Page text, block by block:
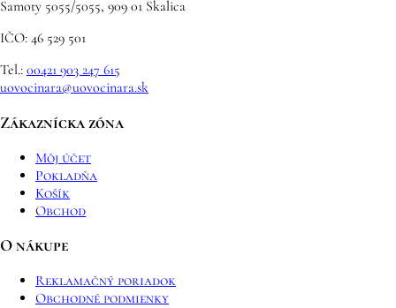
Samoty 5055/5055, 909 01 Skalica
IČO: 46 529 501
Tel.: 00421 903 247 615
uovocinara@uovocinara.sk
Zákaznícka zóna
Môj účet
Pokladňa
Košík
Obchod
O nákupe
Reklamačný poriadok
Obchodné podmienky